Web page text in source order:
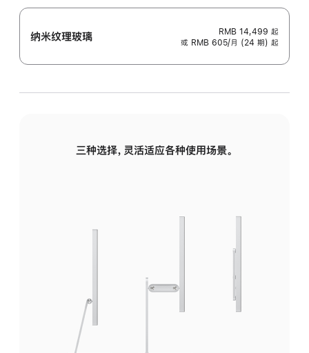
纳米纹理玻璃 RMB 14,499 起
或 RMB 605/月 (24 期) 起
三种选择，灵活适应各种使用场景。